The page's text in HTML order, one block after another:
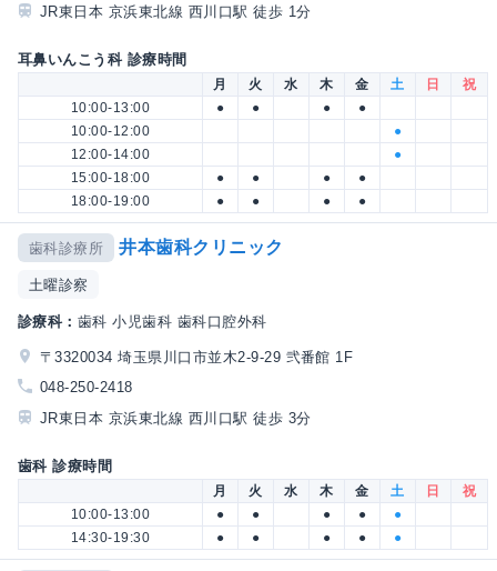
JR東日本 京浜東北線 西川口駅 徒歩 1分
耳鼻いんこう科 診療時間
月 火 水 木 金 土 日
祝
10:00-13:00
● ● ●
●
10:00-12:00
●
12:00-14:00
●
15:00-18:00
● ● ●
●
18:00-19:00
● ● ● ●
歯科診療所 井本歯科クリニック
土曜診察
診療科： 歯科 小児歯科 歯科口腔外科
〒3320034 埼玉県川口市並木2-9-29 弐番館 1F
048-250-2418
JR東日本 京浜東北線 西川口駅 徒歩 3分
歯科 診療時間
月 火 水 木 金 土 日
祝
10:00-13:00
● ● ● ●
●
14:30-19:30
● ● ● ● ●